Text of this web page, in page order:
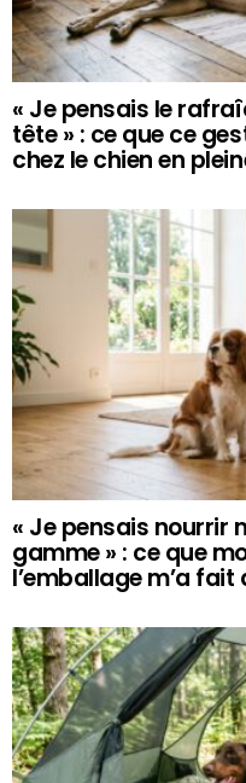
« Je pensais le
tête » : ce que ce
chez le chien en
« Je pensais nourrir
gamme » : ce que
l’emballage m’a